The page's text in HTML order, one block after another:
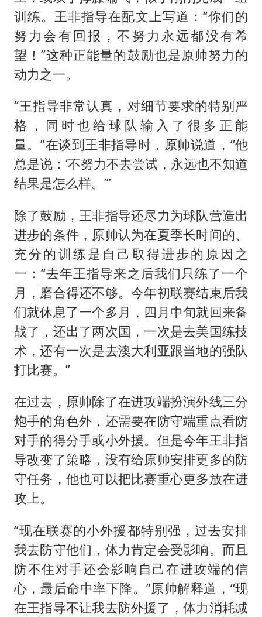
训练。王非指导在配文上写道：“你们的
努力会有回报，不努力永远都没有希
望！”这种正能量的鼓励也是原帅努力的
动力之一。
“王指导非常认真，对细节要求的特别严
格，同时也给球队输入了很多正能
量。”在谈到王非指导时，原帅说道，“他
总是说：‘不努力不去尝试，永远也不知道
结果是怎么样。’”
除了鼓励，王非指导还尽力为球队营造出
进步的条件，原帅认为在夏季长时间的、
充分的训练是自己取得进步的原因之
一：“去年王指导来之后我们只练了一个
月，磨合得还不够。今年初联赛结束后我
们就休息了一个多月，四月中旬就回来备
战了，还出了两次国，一次是去美国练技
术，还有一次是去澳大利亚跟当地的强队
打比赛。”
在过去，原帅除了在进攻端扮演外线三分
炮手的角色外，还需要在防守端重点看防
对手的得分手或小外援。但是今年王非指
导改变了策略，没有给原帅安排更多的防
守任务，他也可以把比赛重心更多放在进
攻上。
“现在联赛的小外援都特别强，过去安排
我去防守他们，体力肯定会受影响。而且
防不住对手还会影响自己在进攻端的信
心，最后命中率下降。”原帅解释道，“现
在王指导不让我去防外援了，体力消耗减